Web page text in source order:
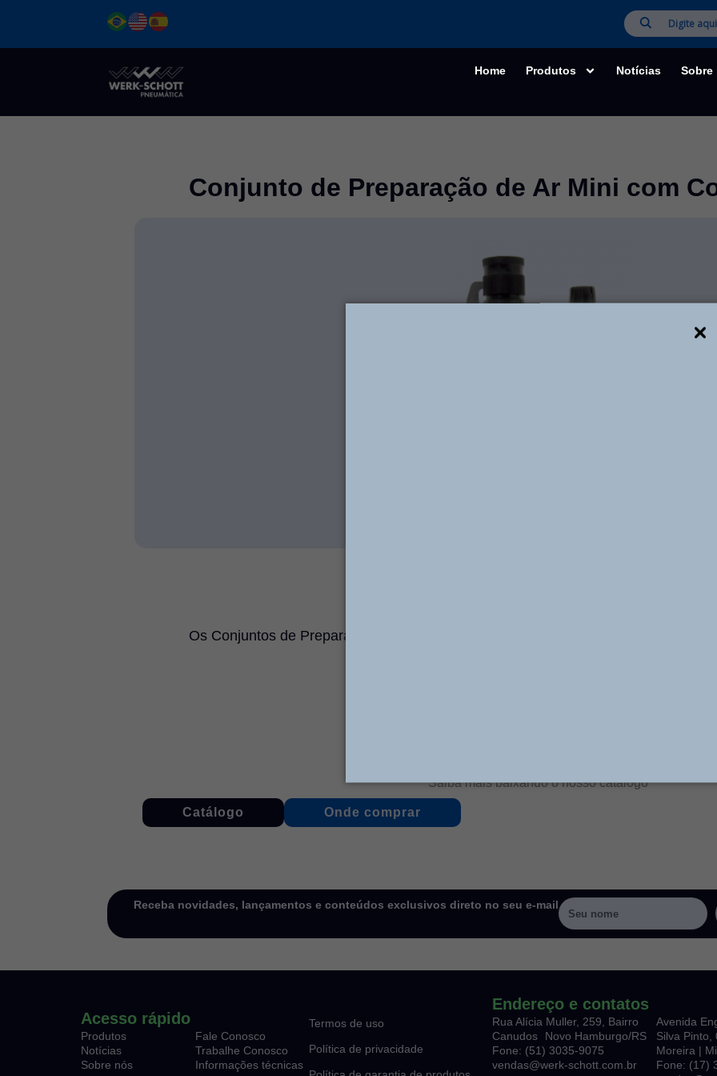
o
Home Produtos Notícias Sobre
Conjunto de Preparação de Ar Mini com
Os Conjuntos de Preparação de Ar Mini ganharam mais uma opção, agregando à
Saiba mais baixando o nosso catálogo
Catálogo Onde comprar
Receba novidades, lançamentos e conteúdos exclusivos direto no seu e-mail
Acesso rápido
Produtos
Fale Conosco
Notícias
Trabalhe Conosco
Sobre nós
Informações técnicas
Termos de uso
Política de privacidade
Endereço e contatos
Rua Alícia Muller, 259, Bairro
Canudos Novo Hamburgo/RS
Fone: (51) 3035-9075
vendas@werk-schott.com.br
Avenida
Silva Pinto,
Moreira |
Fone: (17)